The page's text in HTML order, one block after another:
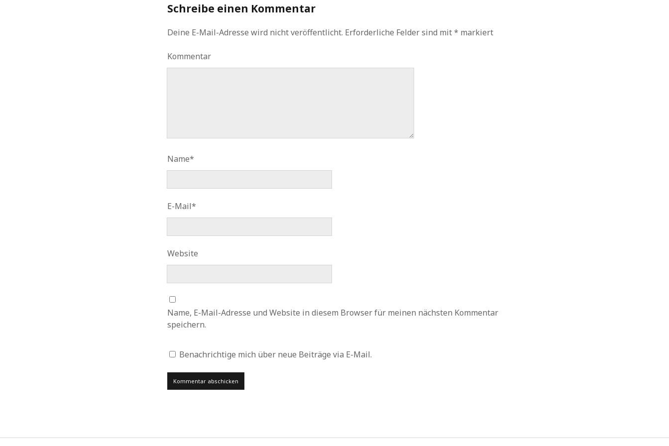
Schreibe einen Kommentar
Deine E-Mail-Adresse wird nicht veröffentlicht. Erforderliche Felder sind mit* markiert
Kommentar
Name*
E-Mail*
Website
Name, E-Mail-Adresse und Website in diesem Browser für meinen nächsten Kommentar
speichern.
Benachrichtige mich über neue Beiträge via E-Mail.